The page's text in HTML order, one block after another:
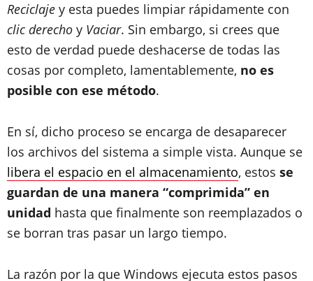
Reciclaje y esta puedes limpiar rápidamente con
clic derecho y Vaciar. Sin embargo, si crees que
esto de verdad puede deshacerse de todas las
cosas por completo, lamentablemente, no es
posible con ese método.
En sí, dicho proceso se encarga de desaparecer
los archivos del sistema a simple vista. Aunque se
libera el espacio en el almacenamiento, estos se
guardan de una manera “comprimida” en
unidad hasta que finalmente son reemplazados o
se borran tras pasar un largo tiempo.
La razón por la que Windows ejecuta estos pasos